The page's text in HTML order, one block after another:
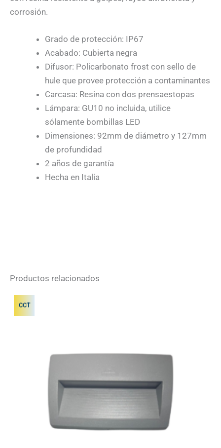
corrosión.
Grado de protección: IP67
Acabado: Cubierta negra
Difusor: Policarbonato frost con sello de
hule que provee protección a contaminantes
Carcasa: Resina con dos prensaestopas
Lámpara: GU10 no incluida, utilice
sólamente bombillas LED
Dimensiones: 92mm de diámetro y 127mm
de profundidad
2 años de garantía
Hecha en Italia
Productos relacionados
CCT